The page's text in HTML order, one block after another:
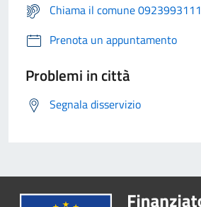
Chiama il comune 0923993111
Prenota un appuntamento
Problemi in città
Segnala disservizio